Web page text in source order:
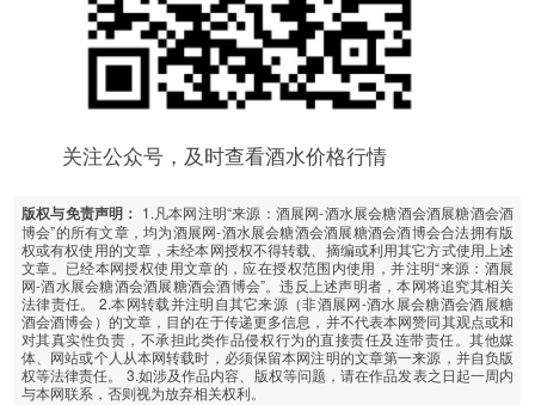
关注公众号，及时查看酒水价格行情
版权与免责声明： 1.凡本网注明“来源：酒展网-酒水展会糖酒会酒展糖酒会酒
博会”的所有文章，均为酒展网-酒水展会糖酒会酒展糖酒会酒博会合法拥有版
权或有权使用的文章，未经本网授权不得转载、摘编或利用其它方式使用上述
文章。已经本网授权使用文章的，应在授权范围内使用，并注明“来源：酒展
网-酒水展会糖酒会酒展糖酒会酒博会”。违反上述声明者，本网将追究其相关
法律责任。 2.本网转载并注明自其它来源（非酒展网-酒水展会糖酒会酒展糖
酒会酒博会）的文章，目的在于传递更多信息，并不代表本网赞同其观点或和
对其真实性负责，不承担此类作品侵权行为的直接责任及连带责任。其他媒
体、网站或个人从本网转载时，必须保留本网注明的文章第一来源，并自负版
权等法律责任。 3.如涉及作品内容、版权等问题，请在作品发表之日起一周内
与本网联系，否则视为放弃相关权利。